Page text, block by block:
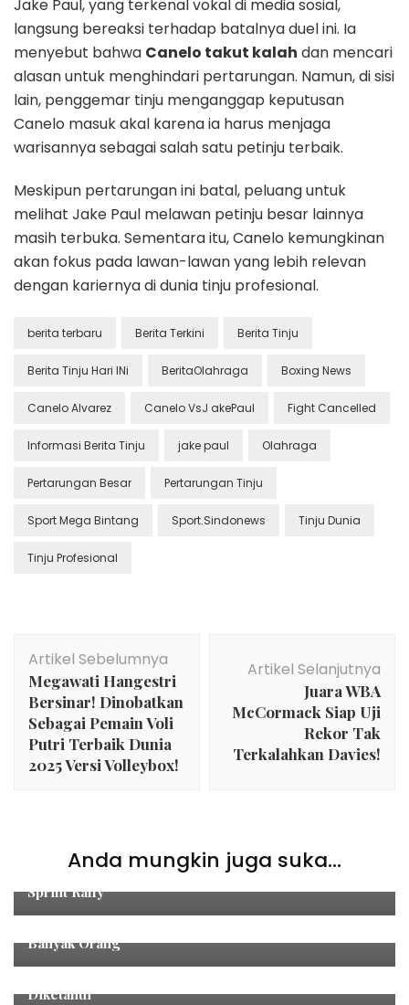
Jake Paul, yang terkenal vokal di media sosial,
langsung bereaksi terhadap batalnya duel ini. Ia
menyebut bahwa Canelo takut kalah dan mencari
alasan untuk menghindari pertarungan. Namun, di sisi
lain, penggemar tinju menganggap keputusan
Canelo masuk akal karena ia harus menjaga
warisannya sebagai salah satu petinju terbaik.
Meskipun pertarungan ini batal, peluang untuk
melihat Jake Paul melawan petinju besar lainnya
masih terbuka. Sementara itu, Canelo kemungkinan
akan fokus pada lawan-lawan yang lebih relevan
dengan kariernya di dunia tinju profesional.
berita terbaru Berita Terkini Berita Tinju
Berita Tinju Hari INi BeritaOlahraga Boxing News
Canelo Alvarez Canelo VsJ akePaul Fight Cancelled
Informasi Berita Tinju jake paul Olahraga
Pertarungan Besar Pertarungan Tinju
Sport Mega Bintang Sport.Sindonews Tinju Dunia
Tinju Profesional
Artikel
Artikel Sebelumnya
Megawati Hangestri
Bersinar! Dinobatkan
Sebagai Pemain Voli
Putri Terbaik Dunia
2025 Versi Volleybox!
Artikel Selanjutnya
Juara WBA
McCormack Siap Uji
Rekor Tak
Terkalahkan Davies!
Anda mungkin juga suka...
Tak Berkategori
Toyota Gazoo Racing Juara Seri Perdana Kejurnas
Sprint Rally
Tak Berkategori
Banyak Orang
Tak Berkategori
Diketahui